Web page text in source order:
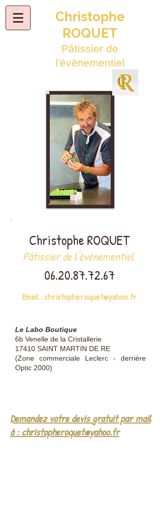
Christophe
ROQUET
Pâtissier de
l'événementiel
Christophe ROQUET
Pâtissier de l'événementiel
06.20.87.72.67
Email :christopheroquet@yahoo.fr
Le Labo Boutique
6b Venelle de la Cristallerie
17410 SAINT MARTIN DE RE
(Zone commerciale Leclerc - derrière
Optic 2000)
Demandez votre devis gratuit par mail
à :christopheroquet@yahoo.fr